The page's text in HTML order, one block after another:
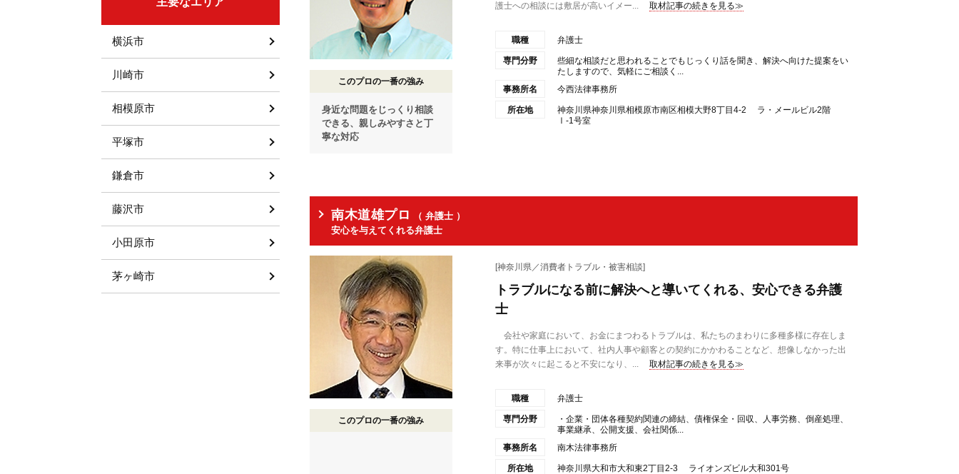
このプロの一番の強み
身近な問題をじっくり相談
できる、親しみやすさと丁
寧な対応
護士への相談には敷居が高いイメー...
取材記事の続きを見る≫
職種 弁護士
専門分野
些細な相談だと思われることでもじっくり話を聞き、解決へ向けた提案をい
たしますので、気軽にご相談く...
事務所名
今西法律事務所
所在地
神奈川県神奈川県相模原市南区相模大野8丁目4-2 ラ・メールビル2階
Ⅰ-1号室
南木道雄プロ
（ 弁護士 ）
安心を与えてくれる弁護士
このプロの一番の強み
[神奈川県／消費者トラブル・被害相談]
トラブルになる前に解決へと導いてくれる、安心できる弁護
士
会社や家庭において、お金にまつわるトラブルは、私たちのまわりに多種多様に存在しま
す。特に仕事上において、社内人事や顧客との契約にかかわることなど、想像しなかった出
来事が次々に起こると不安になり、...
取材記事の続きを見る≫
職種 弁護士
専門分野
・企業・団体各種契約関連の締結、債権保全・回収、人事労務、倒産処理、
事業継承、公開支援、会社関係...
事務所名
南木法律事務所
所在地 神奈川県大和市大和東2丁目2-3 ライオンズビル大和301号
横浜市
川崎市
相模原市
平塚市
鎌倉市
藤沢市
小田原市
茅ヶ崎市